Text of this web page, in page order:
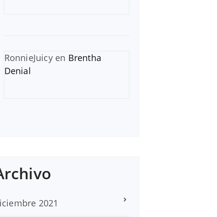
RonnieJuicyen Brentha
Denial
2021